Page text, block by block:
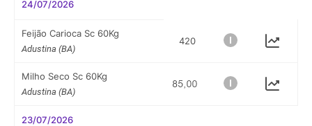
24/07/2026
Feijão Carioca Sc 60Kg
Adustina (BA)
420
Milho Seco Sc 60Kg
Adustina (BA)
23/07/2026